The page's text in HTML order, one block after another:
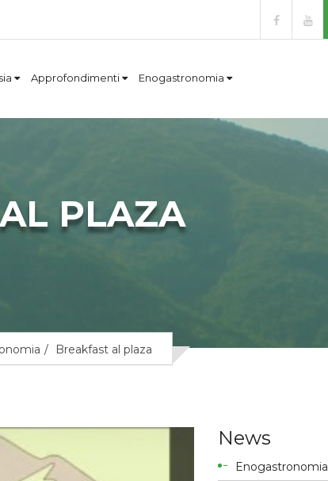
Approfondimenti Enogastronomia
PLAZA
Breakfast al plaza
News
Enogastronomia